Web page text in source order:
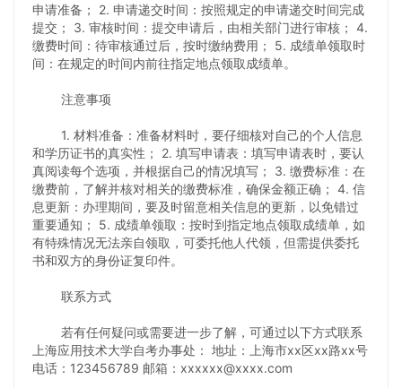
申请准备； 2. 申请递交时间：按照规定的申请递交时间完成
提交； 3. 审核时间：提交申请后，由相关部门进行审核； 4.
缴费时间：待审核通过后，按时缴纳费用； 5. 成绩单领取时
间：在规定的时间内前往指定地点领取成绩单。
注意事项
1. 材料准备：准备材料时，要仔细核对自己的个人信息
和学历证书的真实性； 2. 填写申请表：填写申请表时，要认
真阅读每个选项，并根据自己的情况填写； 3. 缴费标准：在
缴费前，了解并核对相关的缴费标准，确保金额正确； 4. 信
息更新：办理期间，要及时留意相关信息的更新，以免错过
重要通知； 5. 成绩单领取：按时到指定地点领取成绩单，如
有特殊情况无法亲自领取，可委托他人代领，但需提供委托
书和双方的身份证复印件。
联系方式
若有任何疑问或需要进一步了解，可通过以下方式联系
上海应用技术大学自考办事处： 地址：上海市xx区xx路xx号
电话：123456789 邮箱：xxxxxx@xxxx.com